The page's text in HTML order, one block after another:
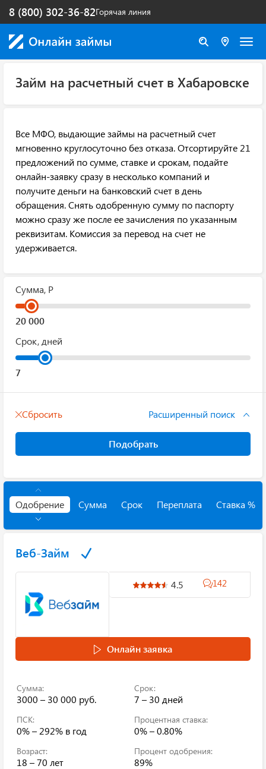
Горячая линия
8 (800) 302-36-82
Займ на расчетный счет в Хабаровске
Все МФО, выдающие займы на расчетный счет
мгновенно круглосуточно без отказа. Отсортируйте 21
предложений по сумме, ставке и срокам, подайте
онлайн-заявку сразу в несколько компаний и
получите деньги на банковский счет в день
обращения. Снять одобренную сумму по паспорту
можно сразу же после ее зачисления по указанным
реквизитам. Комиссия за перевод на счет не
удерживается.
Сумма, Р
Срок, дней
Сбросить Расширенный поиск
Подобрать
Одобрение Сумма Срок Переплата Ставка %
Веб-Займ
4.5 142
Онлайн заявка
Сумма:
3000 – 30 000 руб.
Срок:
7 – 30 дней
ПСК:
0% – 292% в год
Процентная ставка:
0% – 0.80%
Возраст:
18 – 70 лет
Процент одобрения:
89%